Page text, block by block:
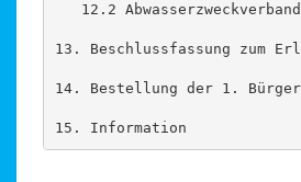
12.2
13. Beschlussfassung zum
14. Bestellung der 1.
15. Information